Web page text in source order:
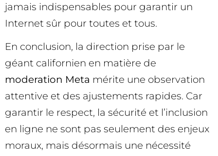
jamais indispensables pour garantir un
Internet sûr pour toutes et tous.
En conclusion, la direction prise par le
géant californien en matière de
moderation Meta mérite une observation
attentive et des ajustements rapides. Car
garantir le respect, la sécurité et l’inclusion
en ligne ne sont pas seulement des enjeux
moraux, mais désormais une nécessité